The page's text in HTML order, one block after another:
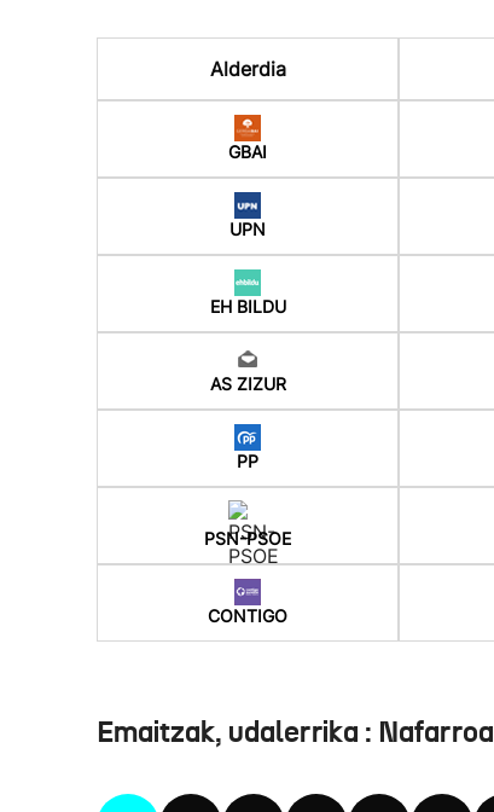
Alderdia
GBAI
UPN
EH BILDU
AS ZIZUR
PP
PSN-PSOE
CONTIGO
Emaitzak, udalerrika : Nafarroa